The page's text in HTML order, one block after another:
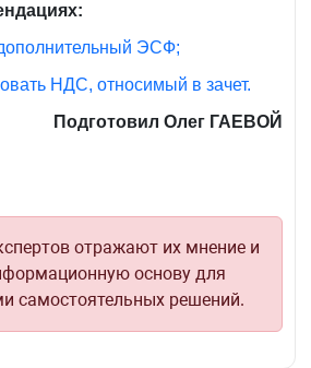
ЭСФ;
НДС, относимый в зачет.
Подготовил Олег ГАЕВОЙ
отражают их мнение и
основу для
самостоятельных решений.